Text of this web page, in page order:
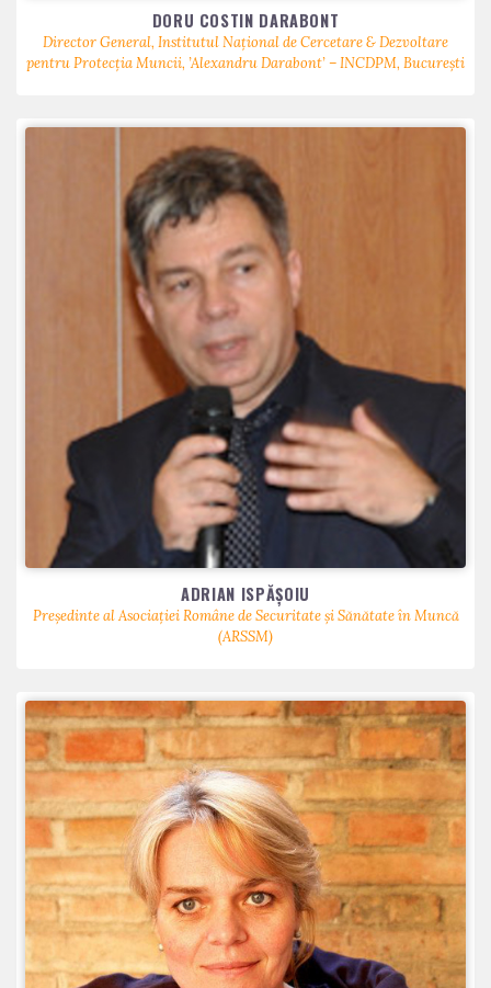
DORU COSTIN DARABONT
Director General, Institutul Național de Cercetare & Dezvoltare
pentru Protecția Muncii, ’Alexandru Darabont’ – INCDPM, București
ADRIAN ISPĂȘOIU
Președinte al Asociației Române de Securitate și Sănătate în Muncă
(ARSSM)